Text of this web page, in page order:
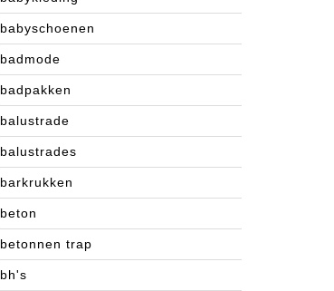
babyschoenen
badmode
badpakken
balustrade
balustrades
barkrukken
beton
betonnen trap
bh's